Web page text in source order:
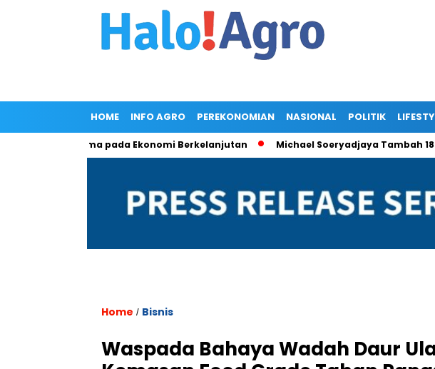
HOME INFO AGRO PEREKONOMIAN NASIONAL POLITIK
Bersama pada Ekonomi Berkelanjutan Michael Soeryadjaya Tambah 182
Home / Bisnis
Waspada Bahaya Wadah Daur